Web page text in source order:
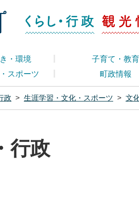
大子町ホームページ くらし・行政
くらし・行
・環境 子育て・教育
スポーツ
町政情報
政 > 生涯学習・文化・スポーツ > 文
行政